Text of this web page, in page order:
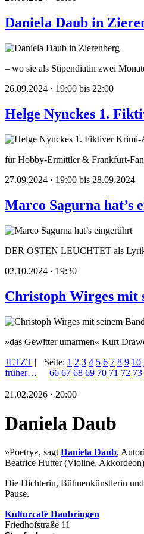
Daniela Daub in
– wo sie als Stipendiatin zwei
26.09.2024 · 19:00 bis 22:00
Helge Nynckes 1.
für Hobby-Ermittler & Frankfurt-
27.09.2024 · 19:00 bis 28.09.2024
Marco Sagurna hat’s
DER OSTEN LEUCHTET als
02.10.2024 · 19:30
Christoph Wirges mit
»das Gewitter umarmen« Kurt
JETZT |
früher…
Seite: 1 2 3 4 5 6 7 8 9 10
66 67 68 69 70 71 72 73
21.02.2026 · 20:00
Daniela Daub
»Poetry«, sagtDaniela Daub,
Beatrice Hutter (Violine,
Die Dichterin, Bühnenkünstlerin
Pause.
Kulturcafé Daubringen
Friedhofstraße 11